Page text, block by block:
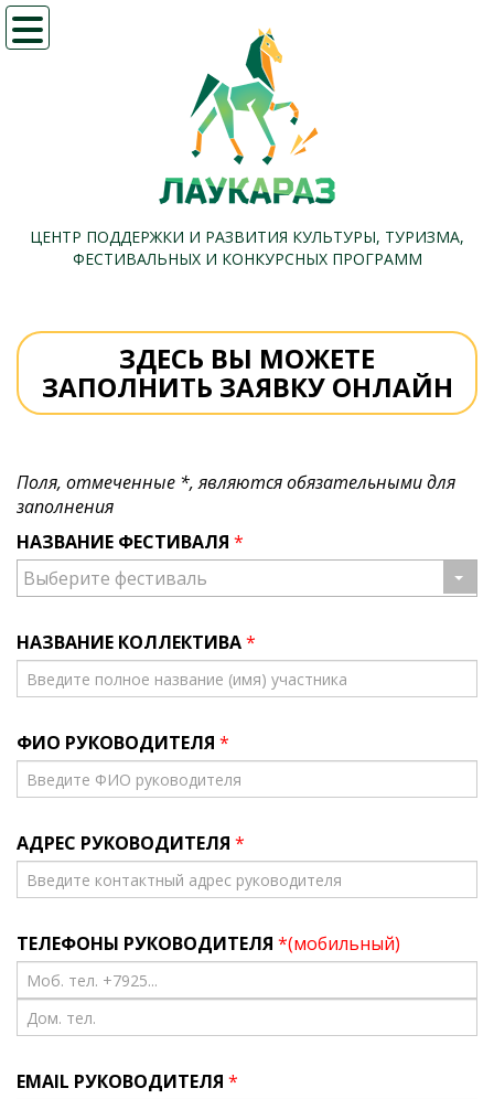
Меню
ЦЕНТР ПОДДЕРЖКИ И РАЗВИТИЯ КУЛЬТУРЫ, ТУРИЗМА,
ФЕСТИВАЛЬНЫХ И КОНКУРСНЫХ ПРОГРАММ
ЗДЕСЬ ВЫ МОЖЕТЕ
ЗАПОЛНИТЬ ЗАЯВКУ ОНЛАЙН
Поля, отмеченные *, являются обязательными для
заполнения
НАЗВАНИЕ ФЕСТИВАЛЯ *
Выберите фестиваль
НАЗВАНИЕ КОЛЛЕКТИВА*
ФИО РУКОВОДИТЕЛЯ *
АДРЕС РУКОВОДИТЕЛЯ *
ТЕЛЕФОНЫ РУКОВОДИТЕЛЯ *(мобильный)
EMAIL РУКОВОДИТЕЛЯ *